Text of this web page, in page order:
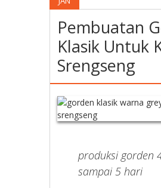
Pembuatan
Klasik Untuk
Srengseng
produksi gorden
sampai 5 hari